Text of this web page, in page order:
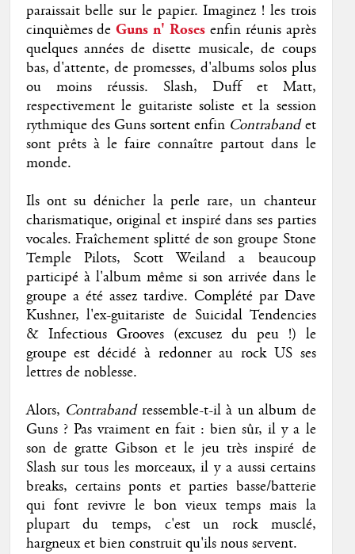
paraissait belle sur le papier. Imaginez ! les trois
cinquièmes deGuns n' Rosesenfin réunis après
quelques années de disette musicale, de coups
bas, d'attente, de promesses, d'albums solos plus
ou moins réussis. Slash, Duff et Matt,
respectivement le guitariste soliste et la session
rythmique des Guns sortent enfin Contrabandet
sont prêts à le faire connaître partout dans le
monde.
Ils ont su dénicher la perle rare, un chanteur
charismatique, original et inspiré dans ses parties
vocales. Fraîchement splitté de son groupe Stone
Temple Pilots, Scott Weiland a beaucoup
participé à l'album même si son arrivée dans le
groupe a été assez tardive. Complété par Dave
Kushner, l'ex-guitariste de Suicidal Tendencies
& Infectious Grooves (excusez du peu !) le
groupe est décidé à redonner au rock US ses
lettres de noblesse.
Alors, Contrabandressemble-t-il à un album de
Guns ? Pas vraiment en fait : bien sûr, il y a le
son de gratte Gibson et le jeu très inspiré de
Slash sur tous les morceaux, il y a aussi certains
breaks, certains ponts et parties basse/batterie
qui font revivre le bon vieux temps mais la
plupart du temps, c'est un rock musclé,
hargneux et bien construit qu'ils nous servent.